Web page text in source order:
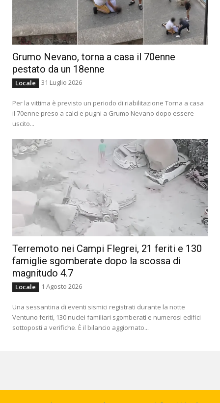
Grumo Nevano, torna a casa il 70enne
pestato da un 18enne
Locale 31 Luglio 2026
Per la vittima è previsto un periodo di riabilitazione Torna a casa
il 70enne preso a calci e pugni a Grumo Nevano dopo essere
uscito...
Terremoto nei Campi Flegrei, 21 feriti e 130
famiglie sgomberate dopo la scossa di
magnitudo 4.7
Locale 1 Agosto 2026
Una sessantina di eventi sismici registrati durante la notte
Ventuno feriti, 130 nuclei familiari sgomberati e numerosi edifici
sottoposti a verifiche. È il bilancio aggiornato...